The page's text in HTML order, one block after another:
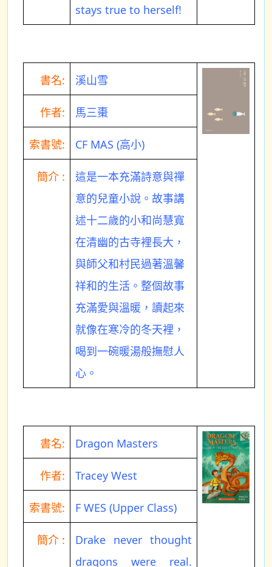
stays true to herself!
書名: 溪山雪
作者: 馬三棗
索書號: CF MAS (高小)
簡介 :
這是一本充滿詩意與禪
意的兒童小說。故事講
述十二歲的小和尚慧寬
在清幽的古寺裡長大，
與師父和村民過著溫馨
祥和的生活。整個故事
充滿愛與溫暖，讀起來
就像在寒冷的冬天裡，
喝到一碗暖湯般撫慰人
心。
書名: Dragon Masters
作者: Tracey West
索書號: F WES (Upper Class)
簡介 :
Drake never thought
dragons were real.